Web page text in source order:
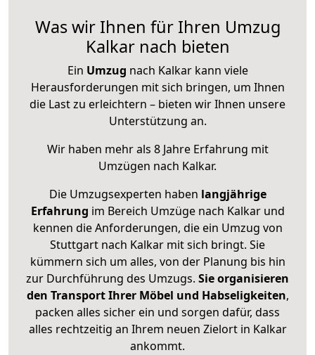
Was wir Ihnen für Ihren Umzug
Kalkar nach bieten
Ein Umzug nach Kalkar kann viele
Herausforderungen mit sich bringen, um Ihnen
die Last zu erleichtern – bieten wir Ihnen unsere
Unterstützung an.
Wir haben mehr als 8 Jahre Erfahrung mit
Umzügen nach Kalkar.
Die Umzugsexperten haben langjährige
Erfahrung im Bereich Umzüge nach Kalkar und
kennen die Anforderungen, die ein Umzug von
Stuttgart nach Kalkar mit sich bringt. Sie
kümmern sich um alles, von der Planung bis hin
zur Durchführung des Umzugs. Sie organisieren
den Transport Ihrer Möbel und Habseligkeiten,
packen alles sicher ein und sorgen dafür, dass
alles rechtzeitig an Ihrem neuen Zielort in Kalkar
ankommt.